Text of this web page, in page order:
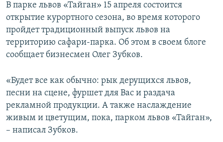
Все сайты RFE/RL
В парке львов «Тайган» 15 апреля состоится
открытие курортного сезона, во время которого
пройдет традиционный выпуск львов на
территорию сафари-парка. Об этом в своем блоге
сообщает бизнесмен Олег Зубков.
«Будет все как обычно: рык дерущихся львов,
песни на сцене, фуршет для Вас и раздача
рекламной продукции. А также наслаждение
живым и цветущим, пока, парком львов «Тайган»,
– написал Зубков.